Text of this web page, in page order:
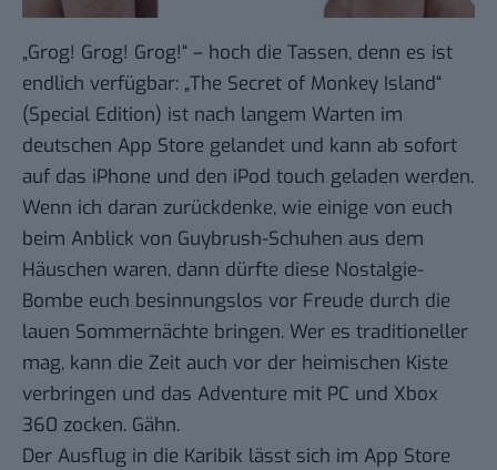
„Grog! Grog! Grog!“ – hoch die Tassen, denn es ist
endlich verfügbar: „The Secret of Monkey Island“
(Special Edition) ist nach langem Warten im
deutschen App Store gelandet und kann ab sofort
auf das iPhone und den iPod touch geladen werden.
Wenn ich daran zurückdenke, wie einige von euch
beim Anblick von Guybrush-Schuhen aus dem
Häuschen waren, dann dürfte diese Nostalgie-
Bombe euch besinnungslos vor Freude durch die
lauen Sommernächte bringen. Wer es traditioneller
mag, kann die Zeit auch vor der heimischen Kiste
verbringen und das Adventure mit PC und Xbox
360 zocken. Gähn.
Der Ausflug in die Karibik lässt sich im App Store